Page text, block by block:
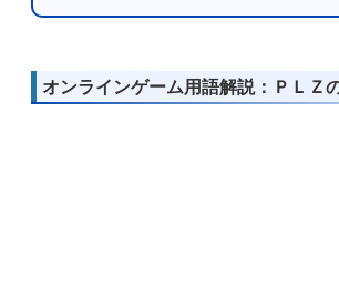
オンラインゲーム用語解説：ＰＬＺ